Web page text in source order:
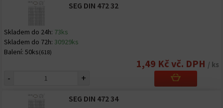
SEG DIN 472 32
Skladem do 24h: 73ks
Skladem do 72h: 30929ks
Balení: 50ks(618)
1,49 Kč vč. DPH / ks
- +
SEG DIN 472 34